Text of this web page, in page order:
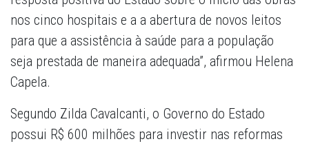
nos cinco hospitais e a a abertura de novos leitos
para que a assistência à saúde para a população
seja prestada de maneira adequada”, afirmou Helena
Capela.
Segundo Zilda Cavalcanti, o Governo do Estado
possui R$ 600 milhões para investir nas reformas